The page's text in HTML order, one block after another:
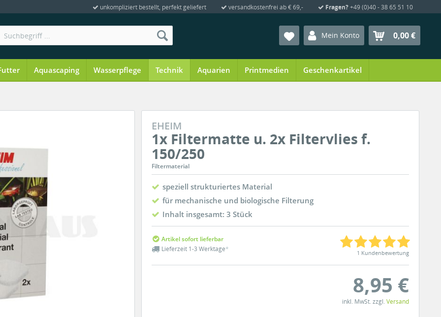
unkompliziert bestellt, perfekt geliefert versandkostenfrei ab € 69,- Fragen?+49 (0)40 - 38 65 51 10
Mein Konto 0,00 €
Aquascaping Wasserpflege Technik Aquarien Printmedien Geschenkartikel
EHEIM
1x Filtermatte u. 2x Filtervlies f.
150/250
Filtermaterial
speziell strukturiertes Material
für mechanische und biologische Filterung
Inhalt insgesamt: 3 Stück
Artikel sofort lieferbar
Lieferzeit 1-3 Werktage* 1 Kundenbewertung
8,95 €
inkl. MwSt. zzgl. Versand